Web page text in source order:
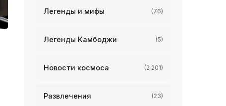
Легенды и мифы (76)
Легенды Камбоджи (5)
Новости космоса (2 201)
Развлечения (23)